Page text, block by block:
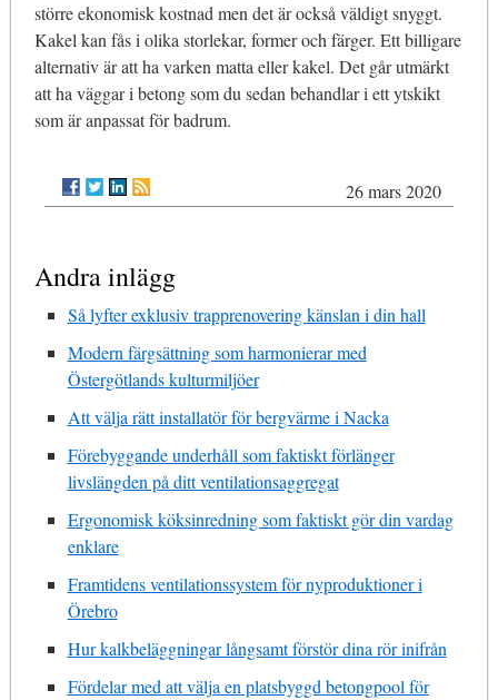
större ekonomisk kostnad men det är också väldigt snyggt.
Kakel kan fås i olika storlekar, former och färger. Ett billigare
alternativ är att ha varken matta eller kakel. Det går utmärkt
att ha väggar i betong som du sedan behandlar i ett ytskikt
som är anpassat för badrum.
26 mars 2020
Andra inlägg
Så lyfter exklusiv trapprenovering känslan i din hall
Modern färgsättning som harmonierar med
Östergötlands kulturmiljöer
Att välja rätt installatör för bergvärme i Nacka
Förebyggande underhåll som faktiskt förlänger
livslängden på ditt ventilationsaggregat
Ergonomisk köksinredning som faktiskt gör din vardag
enklare
Framtidens ventilationssystem för nyproduktioner i
Örebro
Hur kalkbeläggningar långsamt förstör dina rör inifrån
Fördelar med att välja en platsbyggd betongpool för